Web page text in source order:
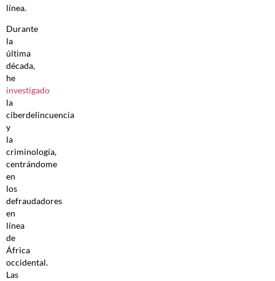
línea.
Durante
la
última
década,
he
investigado
la
ciberdelincuencia
y
la
criminología,
centrándome
en
los
defraudadores
en
línea
de
África
occidental.
Las